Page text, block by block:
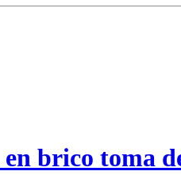
brico toma